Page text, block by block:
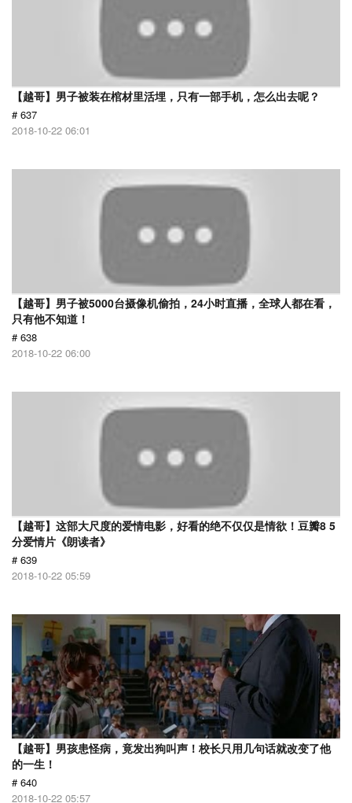
【越哥】男子被装在棺材里活埋，只有一部手机，怎么出去呢？
# 637
2018-10-22 06:01
【越哥】男子被5000台摄像机偷拍，24小时直播，全球人都在看，
只有他不知道！
# 638
2018-10-22 06:00
【越哥】这部大尺度的爱情电影，好看的绝不仅仅是情欲！豆瓣8 5
分爱情片《朗读者》
# 639
2018-10-22 05:59
【越哥】男孩患怪病，竟发出狗叫声！校长只用几句话就改变了他
的一生！
# 640
2018-10-22 05:57